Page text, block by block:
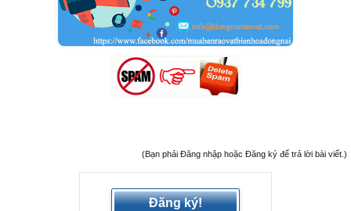
(Bạn phải Đăng nhập hoặc Đăng ký để trả lời bài viết.)
Đăng ký!